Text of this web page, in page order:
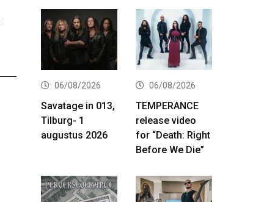
06/08/2026
Savatage in 013,
Tilburg- 1
augustus 2026
06/08/2026
TEMPERANCE
release video
for “Death: Right
Before We Die”